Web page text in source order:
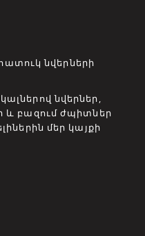
նվերների
նվերներ,
և բազում ժպիտներ
մեր կայքի